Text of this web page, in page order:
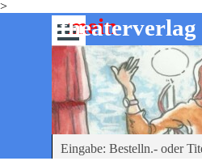
>
Direkt zum Seiteninhalt
-theaterverlag
mein
Menü überspringen